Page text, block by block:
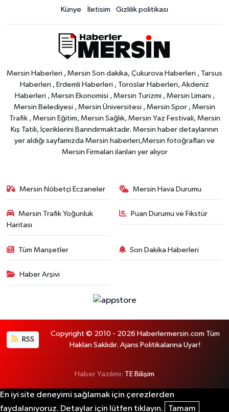
Künye İletisim Gizlilik politikası
Mersin Haberleri , Mersin Son dakika, Çukurova Haberleri , Tarsus
Haberleri , Erdemli Haberleri , Toroslar Haberleri, Akdeniz
Haberleri , Mersin Ekonomisi , Mersin Turizmi , Mersin Limanı ,
Mersin Belediyesi , Mersin Üniversitesi , Mersin Spor , Mersin
Trafik , Mersin Eğitim, Mersin Sağlık, Mersin Yaz Festivali, Mersin
Kış Tatili, İçeriklerini Barındırmaktadır. Mersin haber detaylarının
yer aldığı sayfamızda Mersin haberleri,Mersin fotoğrafları ve
Mersin Firmaları ilanları yer alıyor
Mersin Nöbetçi Eczaneler Mersin Hava Durumu
Mersin Trafik Yoğunluk
Haritası
Puan Durumu ve Fikstür
Tüm Manşetler Son Dakika Haberleri
Haber Arşivi
RSS
Copyright © 2010 - 2026 Haberlermersin.com Tüm
Hakları Saklıdır. Ajans Politikalarına Uyar!
Haber Yazılımı: TE Bilişim
En iyi site deneyimi sağlamak için çerezlerden
faydalanıyoruz. Detaylar için lütfen tıklayın.
Tamam